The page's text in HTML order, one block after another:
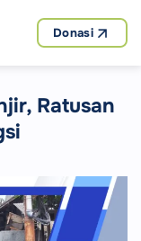
Donasi
Ratusan